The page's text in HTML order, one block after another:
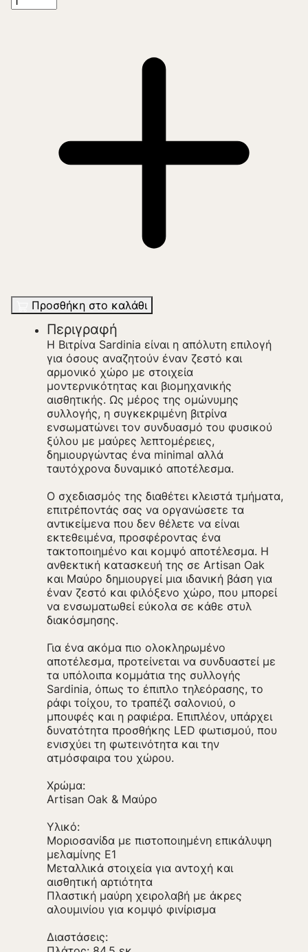
Προσθήκη στο καλάθι
Περιγραφή
Η Βιτρίνα Sardinia είναι η απόλυτη επιλογή
για όσους αναζητούν έναν ζεστό και
αρμονικό χώρο με στοιχεία
μοντερνικότητας και βιομηχανικής
αισθητικής. Ως μέρος της ομώνυμης
συλλογής, η συγκεκριμένη βιτρίνα
ενσωματώνει τον συνδυασμό του φυσικού
ξύλου με μαύρες λεπτομέρειες,
δημιουργώντας ένα minimal αλλά
ταυτόχρονα δυναμικό αποτέλεσμα.
Ο σχεδιασμός της διαθέτει κλειστά τμήματα,
επιτρέποντάς σας να οργανώσετε τα
αντικείμενα που δεν θέλετε να είναι
εκτεθειμένα, προσφέροντας ένα
τακτοποιημένο και κομψό αποτέλεσμα. Η
ανθεκτική κατασκευή της σε Artisan Oak
και Μαύρο δημιουργεί μια ιδανική βάση για
έναν ζεστό και φιλόξενο χώρο, που μπορεί
να ενσωματωθεί εύκολα σε κάθε στυλ
διακόσμησης.
Για ένα ακόμα πιο ολοκληρωμένο
αποτέλεσμα, προτείνεται να συνδυαστεί με
τα υπόλοιπα κομμάτια της συλλογής
Sardinia, όπως το έπιπλο τηλεόρασης, το
ράφι τοίχου, το τραπέζι σαλονιού, ο
μπουφές και η ραφιέρα. Επιπλέον, υπάρχει
δυνατότητα προσθήκης LED φωτισμού, που
ενισχύει τη φωτεινότητα και την
ατμόσφαιρα του χώρου.
Χρώμα:
Artisan Oak & Μαύρο
Υλικό:
Μοριοσανίδα με πιστοποιημένη επικάλυψη
μελαμίνης Ε1
Μεταλλικά στοιχεία για αντοχή και
αισθητική αρτιότητα
Πλαστική μαύρη χειρολαβή με άκρες
αλουμινίου για κομψό φινίρισμα
Διαστάσεις: